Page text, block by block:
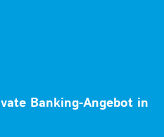
Banking-Angebot in